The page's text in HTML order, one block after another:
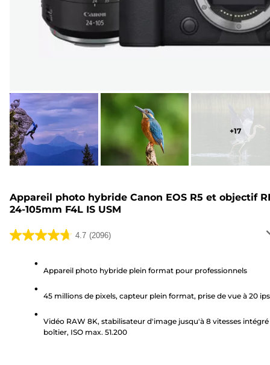
+17
Appareil photo hybride Canon EOS R5 et objectif
24-105mm F4L IS USM
4.7 (2096)
4.7
étoiles.
Appareil photo hybride plein format pour professionnels
45 millions de pixels, capteur plein format, prise de vue à 20 ips
Vidéo RAW 8K, stabilisateur d'image jusqu'à 8 vitesses intégré
boîtier, ISO max. 51.200